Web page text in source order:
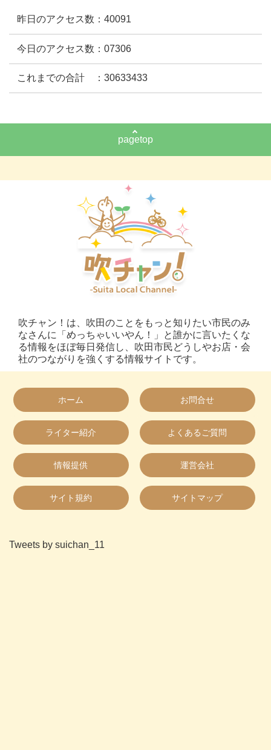
昨日のアクセス数：40091
今日のアクセス数：07306
これまでの合計 ：30633433
pagetop
吹チャン！は、吹田のことをもっと知りたい市民のみ
なさんに「めっちゃいいやん！」と誰かに言いたくな
る情報をほぼ毎日発信し、吹田市民どうしやお店・会
社のつながりを強くする情報サイトです。
ホーム お問合せ
ライター紹介 よくあるご質問
情報提供 運営会社
サイト規約 サイトマップ
Tweets by suichan_11